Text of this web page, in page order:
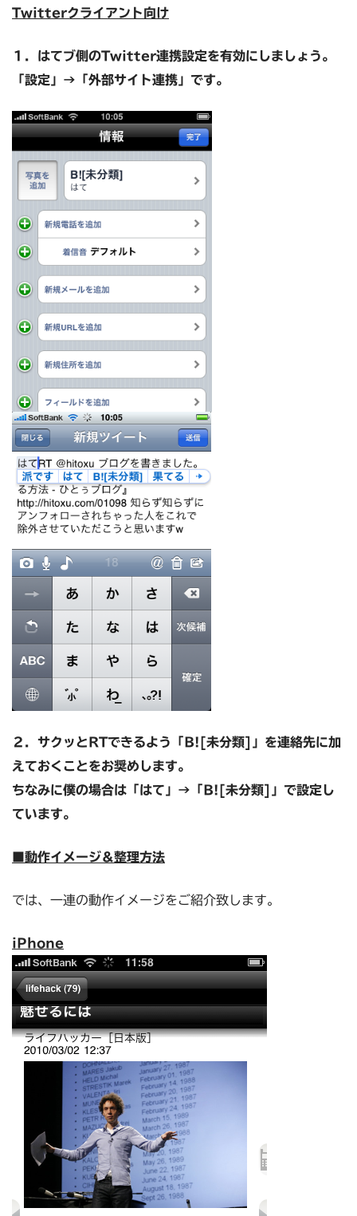
Twitterクライアント向け
１． はてブ側のTwitter連携設定を有効にしましょう。
「設定」→「外部サイト連携」です。
２．サクッとRTできるよう
「B![未分類]」を連絡先に加
えておくことをお奨めします。
ちなみに僕の場合は「はて」→「B![未分類]」で設定し
ています。
■動作イメージ＆整理方法
では、一連の動作イメージをご紹介致します。
iPhone